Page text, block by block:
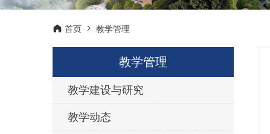
首页 教学管理
教学管理
教学建设与研究
教学动态